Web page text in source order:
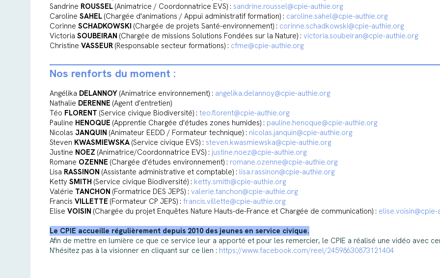
Sandrine ROUSSEL (Animatrice / Coordonnatrice EVS) :sandrine.roussel@cpie-authie.org
CarolineSAHEL (Chargée d'animations / Appui administratif formation) : caroline.sahel@cpie-authie.org
CorinneSCHADKOWSKI (Chargée de projets Santé-environnement) : corinne.schadkowski@cpie-authie.org
VictoriaSOUBEIRAN (Chargée de missions Solutions Fondées sur la Nature) :victoria.soubeiran@cpie-authie.org
ChristineVASSEUR (Responsable secteur formations) : cfme@cpie-authie.org
Nos renforts du moment :
Angélika DELANNOY (Animatrice environnement) : angelika.delannoy@cpie-authie.org
Nathalie DERENNE (Agent d'entretien)
Téo FLORENT (Service civique Biodiversité) :teo.florent@cpie-authie.org
Pauline HENOQUE (Apprentie Chargée d'études zones humides) : pauline.henoque@cpie-authie.org
Nicolas JANQUIN (Animateur EEDD / Formateur technique) : nicolas.janquin@cpie-authie.org
Steven KWASMIEWSKA (Service civique EVS) :steven.kwasmiewska@cpie-authie.org
Justine NOEZ (Animatrice/Coordonnatrice EVS) : justine.noez@cpie-authie.org
Romane OZENNE (Chargée d'études environnement) : romane.ozenne@cpie-authie.org
Lisa RASSINON (Assistante administrative et comptable) : lisa.rassinon@cpie-authie.org
KettySMITH (Service civique Biodiversité) : ketty.smith@cpie-authie.org
Valérie TANCHON (Formatrice DES JEPS) :valerie.tanchon@cpie-authie.org
FrancisVILLETTE (Formateur CP JEPS) :francis.villette@cpie-authie.org
EliseVOISIN (Chargée du projet Enquêtes Nature Hauts-de-France et Chargée de communication) : elise.voisin@cpie-
Le CPIE accueille régulièrement depuis 2010 des jeunes en service civique.
Afin de mettre en lumière ce que ce service leur a apporté et pour les remercier, le CPIE a réalisé une vidéo avec
N'hésitez pas à la visionner en cliquant sur ce lien : https://www.facebook.com/reel/24598630873121404